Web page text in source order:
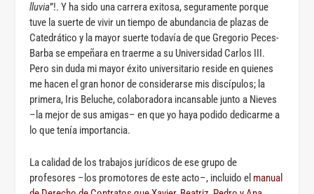
lluvia”!. Y ha sido una carrera exitosa, seguramente porque
tuve la suerte de vivir un tiempo de abundancia de plazas de
Catedrático y la mayor suerte todavía de que Gregorio Peces-
Barba se empeñara en traerme a su Universidad Carlos III.
Pero sin duda mi mayor éxito universitario reside en quienes
me hacen el gran honor de considerarse mis discípulos; la
primera, Iris Beluche, colaboradora incansable junto a Nieves
–la mejor de sus amigas– en que yo haya podido dedicarme a
lo que tenía importancia.
La calidad de los trabajos jurídicos de ese grupo de
profesores –los promotores de este acto–, incluido el manual